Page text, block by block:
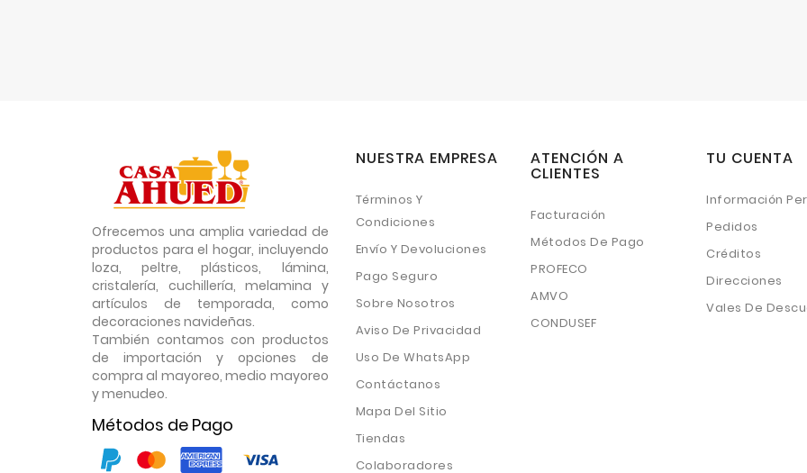
Ofrecemos una amplia variedad de
productos para el hogar, incluyendo
loza, peltre, plásticos, lámina,
cristalería, cuchillería, melamina y
artículos de temporada, como
decoraciones navideñas.
También contamos con productos
de importación y opciones de
compra al mayoreo, medio mayoreo
y menudeo.
Métodos de Pago
NUESTRA EMPRESA
Términos Y
Condiciones
Envío Y Devoluciones
Pago Seguro
Sobre Nosotros
Aviso De Privacidad
Uso De WhatsApp
Contáctanos
Mapa Del Sitio
Tiendas
Colaboradores
ATENCIÓN A
CLIENTES
Facturación
Métodos De Pago
PROFECO
AMVO
CONDUSEF
TU CUENTA
Información
Pedidos
Créditos
Direcciones
Vales De